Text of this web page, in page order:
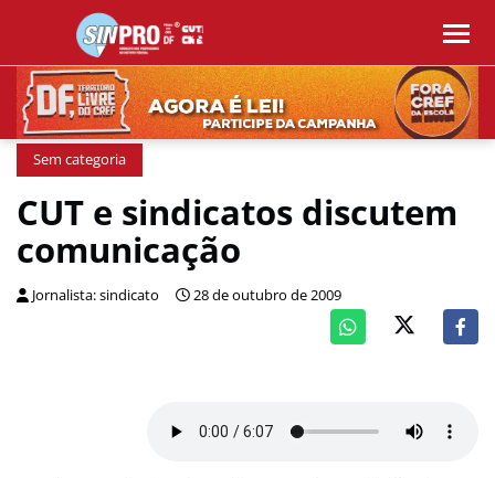
Sem categoria
CUT e sindicatos discutem
comunicação
Jornalista: sindicato 28 de outubro de 2009